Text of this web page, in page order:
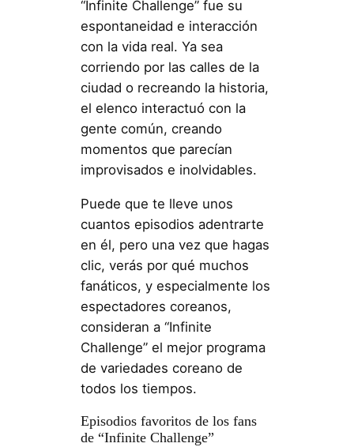
“Infinite Challenge” fue su
espontaneidad e interacción
con la vida real. Ya sea
corriendo por las calles de la
ciudad o recreando la historia,
el elenco interactuó con la
gente común, creando
momentos que parecían
improvisados ​​e inolvidables.
Puede que te lleve unos
cuantos episodios adentrarte
en él, pero una vez que hagas
clic, verás por qué muchos
fanáticos, y especialmente los
espectadores coreanos,
consideran a “Infinite
Challenge” el mejor programa
de variedades coreano de
todos los tiempos.
Episodios favoritos de los fans
de “Infinite Challenge”